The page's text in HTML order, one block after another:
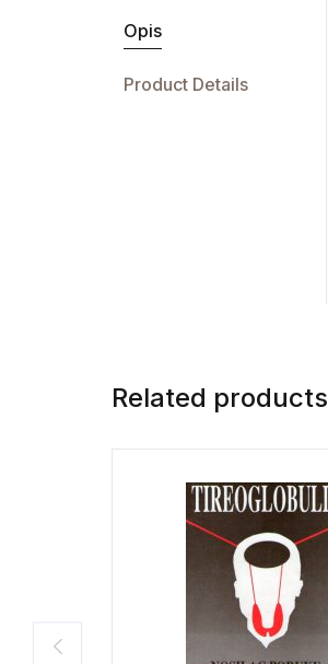
Opis
Product Details
Related products